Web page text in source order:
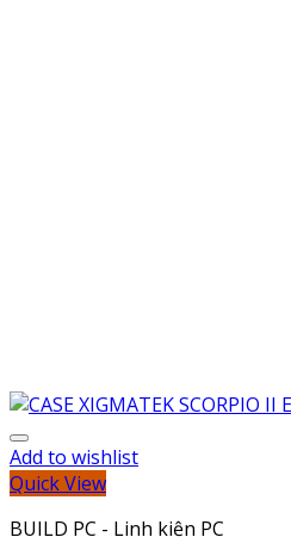
Add to wishlist
Quick View
BUILD PC - Linh kiện PC